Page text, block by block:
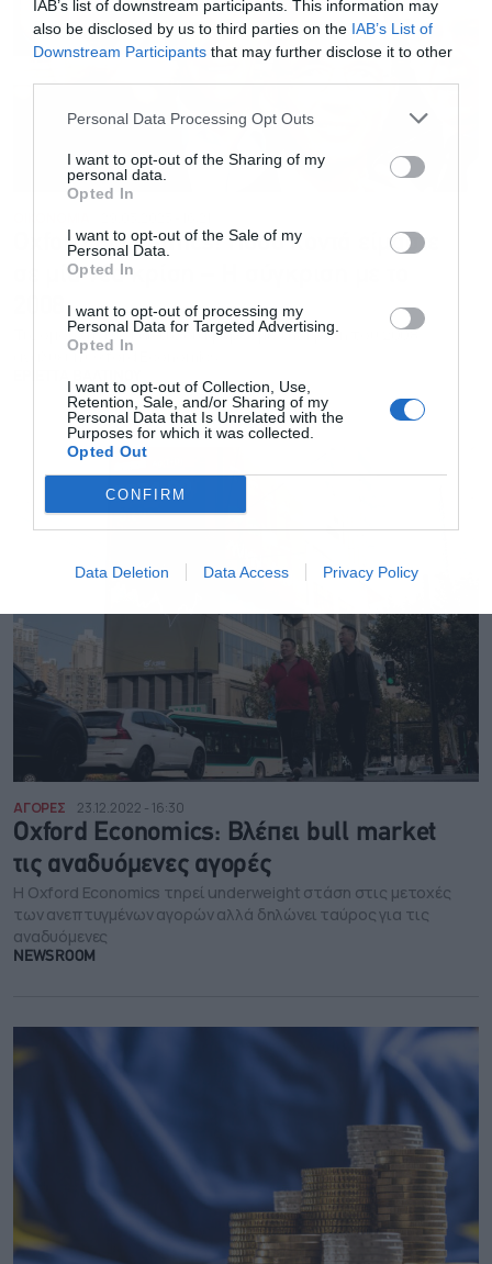
IAB’s list of downstream participants. This information may
also be disclosed by us to third parties on the IAB’s List of
Downstream Participants that may further disclose it to other
Personal Data Processing Opt Outs
I want to opt-out of the Sharing of my
personal data.
Opted In
I want to opt-out of the Sale of my
Personal Data.
Opted In
I want to opt-out of processing my
Personal Data for Targeted Advertising.
Opted In
I want to opt-out of Collection, Use,
Retention, Sale, and/or Sharing of my
Personal Data that Is Unrelated with the
Purposes for which it was collected.
Opted Out
CONFIRM
Data Deletion Data Access Privacy Policy
Oxford Economics: Πόσο κοντά είμαστε
σε μία νέα κρίση – Η σύγκριση με το
Τις ομοιότητες και τις διαφορές με την κρίση του 2008
αναλύει η Oxford Economics
ΑΓΟΡΕΣ 23.12.2022 - 16:30
Oxford Economics: Βλέπει bull market
τις αναδυόμενες αγορές
Η Oxford Economics τηρεί underweight στάση στις μετοχές
των ανεπτυγμένων αγορών αλλά δηλώνει ταύρος για τις
αναδυόμενες
NEWSROOM